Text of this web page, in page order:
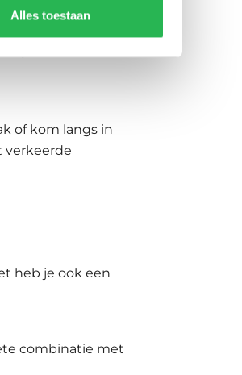
Alles toestaan
of kom langs in
verkeerde
heb je ook een
combinatie met